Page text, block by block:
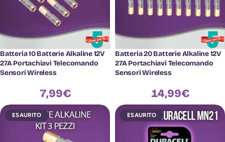
Batteria 10 Batterie Alkaline 12V
27A Portachiavi Telecomando
Sensori Wireless
7,99€
Batteria 20 Batterie Alkaline 12V
27A Portachiavi Telecomando
Sensori Wireless
14,99€
ESAURITO ESAURITO